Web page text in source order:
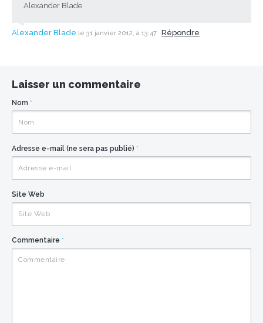
Alexander Blade
Alexander Blade le 31 janvier 2012, à 13:47 Répondre
Laisser un commentaire
Nom *
Adresse e-mail (ne sera pas publié) *
Site Web
Commentaire *